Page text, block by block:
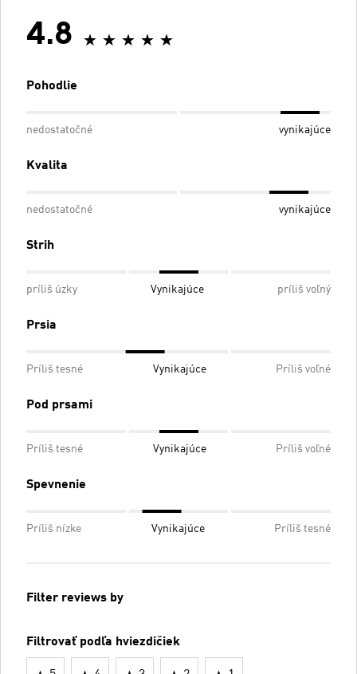
4.8
Pohodlie
nedostatočné vynikajúce
Kvalita
nedostatočné vynikajúce
Strih
príliš úzky Vynikajúce príliš voľný
Prsia
Príliš tesné Vynikajúce Príliš voľné
Pod prsami
Príliš tesné Vynikajúce Príliš voľné
Spevnenie
Príliš nízke Vynikajúce Príliš tesné
Filter reviews by
Filtrovať podľa hviezdičiek